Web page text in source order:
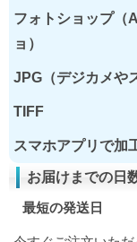
フォトショップ
ョ）
JPG（デジカメや
TIFF
スマホアプリで加
お届けまでの日
最短の発送日